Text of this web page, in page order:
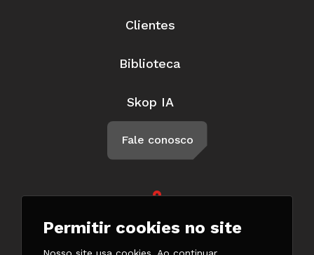
Clientes
Biblioteca
Skop IA
Fale conosco
de Janeiro - RJ CEP 21011-500
(21) 3147-7777
Permitir cookies no site